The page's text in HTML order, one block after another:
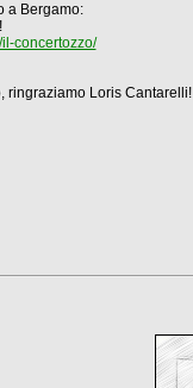
a Bergamo:
concertozzo/
ringraziamo Loris Cantarelli!